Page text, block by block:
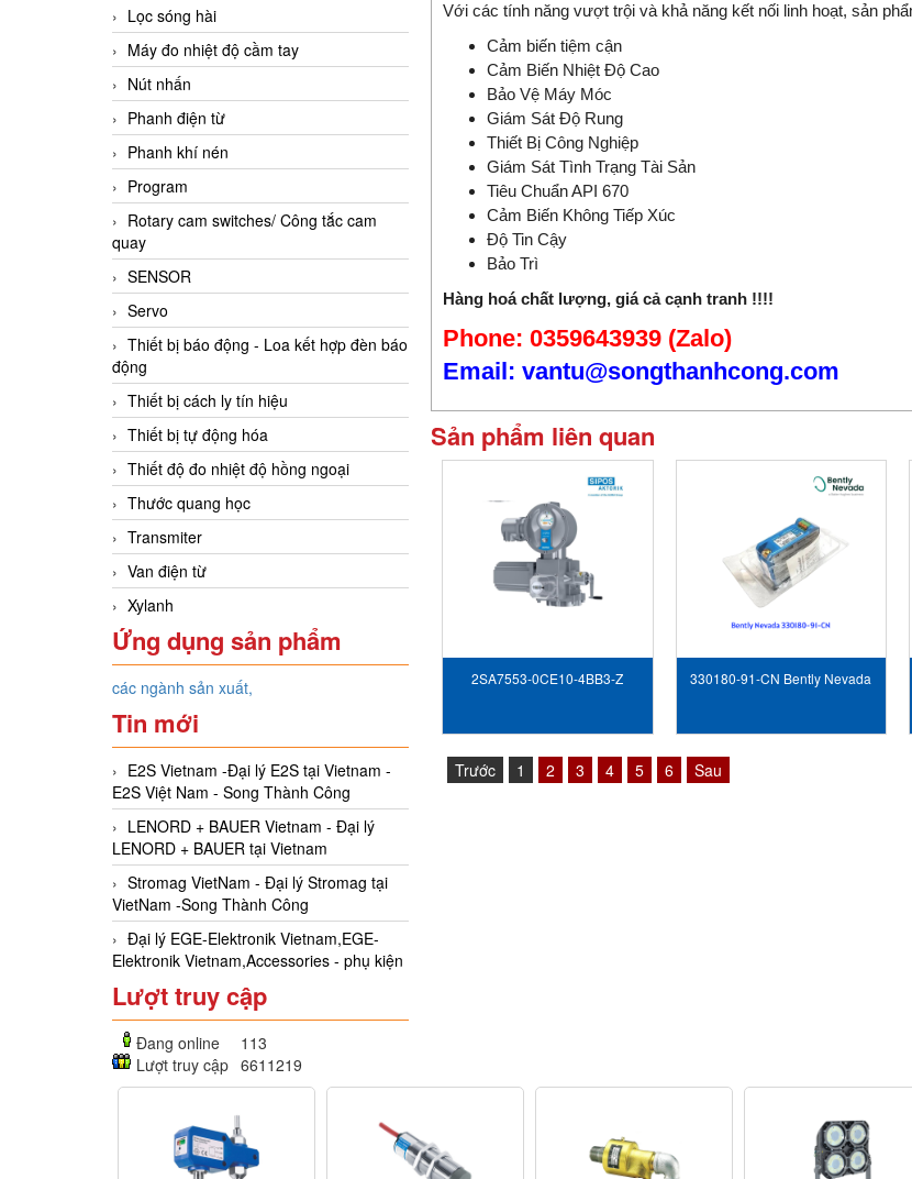
Lọc sóng hài
Máy đo nhiệt độ cầm tay
Nút nhấn
Phanh điện từ
Phanh khí nén
Program
Rotary cam switches/ Công tắc cam
quay
SENSOR
Servo
Thiết bị báo động - Loa kết hợp đèn báo
động
Thiết bị cách ly tín hiệu
Thiết bị tự động hóa
Thiết độ đo nhiệt độ hồng ngoại
Thước quang học
Transmiter
Van điện từ
Xylanh
Ứng dụng sản phẩm
các ngành sản xuất,
Tin mới
E2S Vietnam -Đại lý E2S tại Vietnam -
E2S Việt Nam - Song Thành Công
LENORD + BAUER Vietnam - Đại lý
LENORD + BAUER tại Vietnam
Stromag VietNam - Đại lý Stromag tại
VietNam -Song Thành Công
Đại lý EGE-Elektronik Vietnam,EGE-
Elektronik Vietnam,Accessories - phụ kiện
Lượt truy cập
Đang online
113
Lượt truy cập 6611219
Với các tính năng vượt trội và khả năng kết nối linh hoạt, sản
Cảm biến tiệm cận
Cảm Biến Nhiệt Độ Cao
Bảo Vệ Máy Móc
Giám Sát Độ Rung
Thiết Bị Công Nghiệp
Giám Sát Tình Trạng Tài Sản
Tiêu Chuẩn API 670
Cảm Biến Không Tiếp Xúc
Độ Tin Cậy
Bảo Trì
Hàng hoá chất lượng, giá cả cạnh tranh !!!!
Phone: 0359643939 (Zalo)
Email: vantu@songthanhcong.com
Sản phẩm liên quan
2SA7553-0CE10-4BB3-Z
330180-91-CN Bently Nevada
Trước 1 2 3 4 5 6 Sau